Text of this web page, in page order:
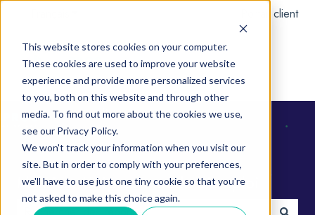
This website stores cookies on your computer.
These cookies are used to improve your website
experience and provide more personalized services
to you, both on this website and through other
media. To find out more about the cookies we use,
see our Privacy Policy.
We won't track your information when you visit our
site. But in order to comply with your preferences,
we'll have to use just one tiny cookie so that you're
not asked to make this choice again.
Portail client
Maîtriser Unipros : mode d'emploi